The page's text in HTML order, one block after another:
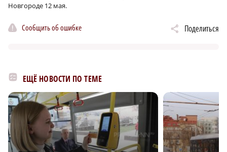
Новгороде 12 мая.
Сообщить об ошибке Поделиться
ЕЩЁ НОВОСТИ ПО ТЕМЕ